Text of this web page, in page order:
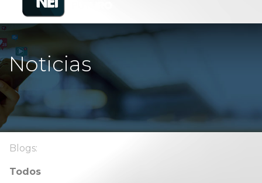
Noticias
Blogs:
Todos